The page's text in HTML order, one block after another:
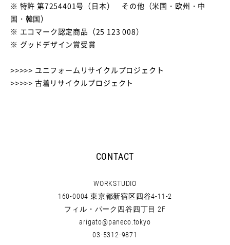
※ 特許 第7254401号（日本） その他（米国・欧州・中
国・韓国）
※ エコマーク認定商品（25 123 008）
※ グッドデザイン賞受賞
>>>>> ユニフォームリサイクルプロジェクト
>>>>> 古着リサイクルプロジェクト
CONTACT
WORKSTUDIO
160-0004 東京都新宿区四谷4-11-2
フィル・パーク四谷四丁目 2F
arigato@paneco.tokyo
03-5312-9871